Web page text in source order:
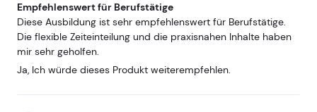
Empfehlenswert für Berufstätige
Diese Ausbildung ist sehr empfehlenswert für Berufstätige.
Die flexible Zeiteinteilung und die praxisnahen Inhalte haben
mir sehr geholfen.
Ja, Ich würde dieses Produkt weiterempfehlen.